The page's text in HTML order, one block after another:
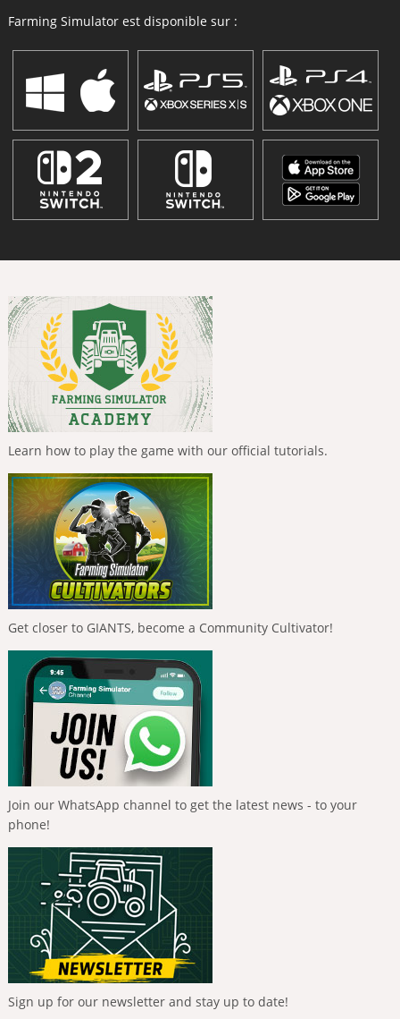
Farming Simulator est disponible sur :
Learn how to play the game with our official tutorials.
Get closer to GIANTS, become a Community Cultivator!
Join our WhatsApp channel to get the latest news - to your
phone!
Sign up for our newsletter and stay up to date!